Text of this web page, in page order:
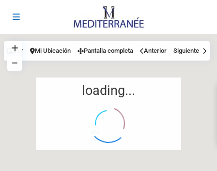
12
loading...
Ver Mi Ubicación Pantalla completa Anterior Siguiente